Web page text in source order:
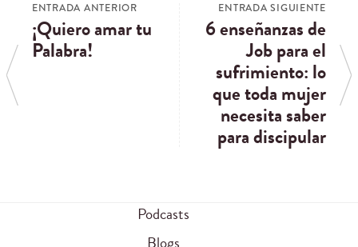
ENTRADA ANTERIOR
¡Quiero amar tu
Palabra!
ENTRADA SIGUIENTE
6 enseñanzas de
Job para el
sufrimiento: lo
que toda mujer
necesita saber
para discipular
Podcasts